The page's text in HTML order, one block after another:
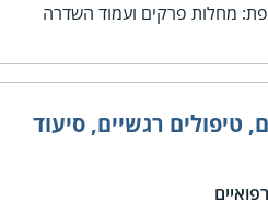
מחלות פרקים ועמוד השדרה
טיפולים רגשיים, סיעוד